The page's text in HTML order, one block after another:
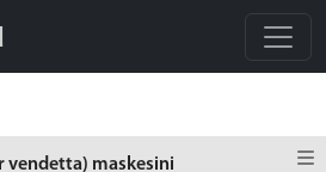
vendetta) maskesini